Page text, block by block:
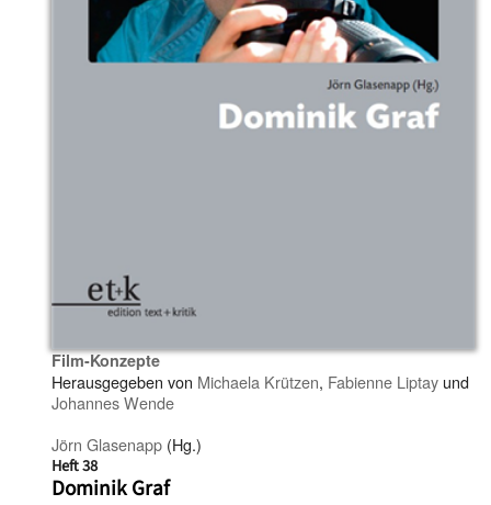
Film-Konzepte
Herausgegeben von Michaela Krützen, Fabienne Liptay und
Johannes Wende
Jörn Glasenapp (Hg.)
Heft 38
Dominik Graf